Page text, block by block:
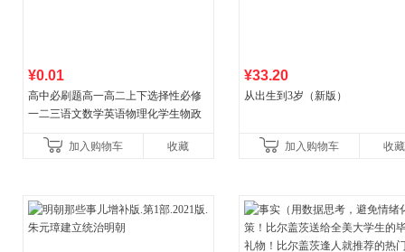
¥0.01
高中必刷题高一高二上下选择性必修
一二三语文数学英语物理化学生物政
教辅资料加入购物车 收藏
¥33.20
从出生到3岁（新版）
加入购物车 收藏